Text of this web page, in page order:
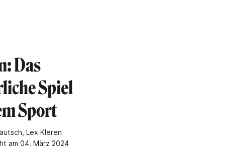
Das
Spiel
Sport
Lex Kleren
am 04. März 2024